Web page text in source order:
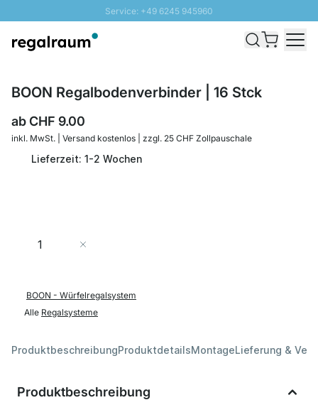
Service: +49 6245 945960
Versand & Zoll gratis ab 300 CHF
BOON Regalbodenverbinder | 16 Stck
abCHF 9.00
inkl. MwSt. | Versand kostenlos | zzgl. 25 CHF Zollpauschale
Lieferzeit: 1-2 Wochen
Menge
BOON - Würfelregalsystem
Alle Regalsysteme
ProduktbeschreibungProduktdetailsMontageLieferung &
Produktbeschreibung